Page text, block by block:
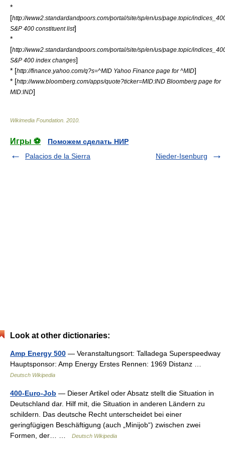
*
[http://www2.standardandpoors.com/portal/site/sp/en/us/page.topic/
S&P 400 constituent list]
*
[http://www2.standardandpoors.com/portal/site/sp/en/us/page.topic/
S&P 400 index changes]
* [http://finance.yahoo.com/q?s=^MID Yahoo Finance page for ^MID]
* [http://www.bloomberg.com/apps/quote?ticker=MID:IND Bloomberg page for
MID:IND]
Wikimedia Foundation 2010
Игры ⚽
Поможем сделать НИР
Palacios de la Sierra
Nieder-Isenburg
Look at other dictionaries:
Amp Energy 500 — Veranstaltungsort: Talladega Superspeedway
Hauptsponsor: Amp Energy Erstes Rennen: 1969 Distanz …
Deutsch Wikipedia
400-Euro-Job — Dieser Artikel oder Absatz stellt die Situation in
Deutschland dar. Hilf mit, die Situation in anderen Ländern zu
schildern. Das deutsche Recht unterscheidet bei einer
geringfügigen Beschäftigung (auch „Minijob“) zwischen zwei
Formen, der… …
Deutsch Wikipedia